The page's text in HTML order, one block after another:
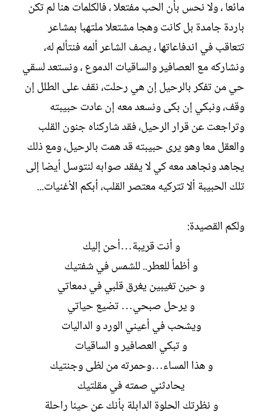
مائعا ، ولا نحس بأن الحب مفتعلا ، فالكلمات هنا لم تكن
باردة جامدة بل كانت وهجا مشتعلا ملتهبا بمشاعر
تتعاقب في اندفاعاتها ، يصف الشاعر ألمه فنتألم له،
ونشاركه مع العصافير والساقيات الدموع ، ونستعد لسقي
حي من تفكر بالرحيل إن هي رحلت، نقف على الطلل إن
وقف، ونبكي إن بكى ونسعد معه إن عادت حبيبته
وتراجعت عن قرار الرحيل، فقد شاركناه جنون القلب
والعقل معا وهو يرى حبيبته قد همت بالرحيل، ومع ذلك
يجاهد ونجاهد معه كي لا يفقد صوابه لنتوسل أيضا إلى
تلك الحبيبة ألا تتركيه معتصر القلب، أبكم الأغنيات...
ولكم القصيدة:
و أنت قريبة…أحن إليك
و أظمأ للعطر.. للشمس في شفتيك
و حين تغيبين يغرق قلبي في دمعاتي
و يرحل صبحي… تضيع حياتي
ويشحب في أعيني الورد و الداليات
و تبكي العصافير و الساقيات
و هذا المساء…وحمرته من لظى وجنتيك
يحادثني صمته في مقلتيك
و نظرتك الحلوة الدابلة بأنك عن حينا راحلة